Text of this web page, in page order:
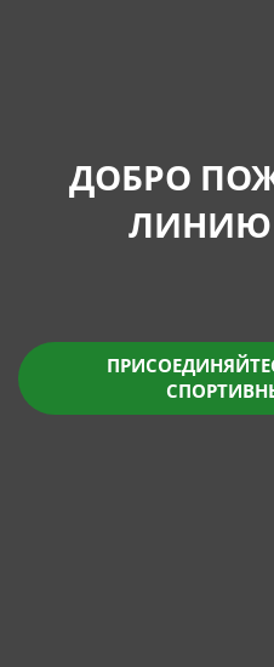
ДОБРО
ЛИНИЮ